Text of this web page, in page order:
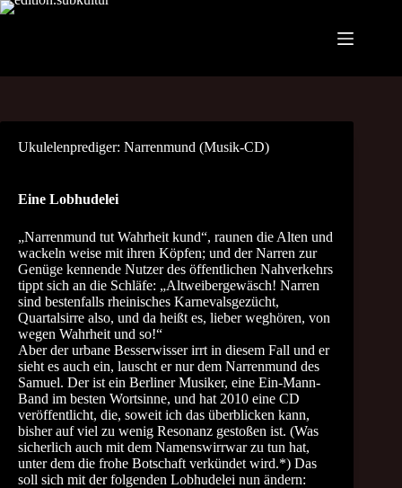
Zum
Ukulelenprediger: Narrenmund (Musik-CD)
Eine Lobhudelei
„Narrenmund tut Wahrheit kund“, raunen die Alten und
wackeln weise mit ihren Köpfen; und der Narren zur
Genüge kennende Nutzer des öffentlichen Nahverkehrs
tippt sich an die Schläfe: „Altweibergewäsch! Narren
sind bestenfalls rheinisches Karnevalsgezücht,
Quartalsirre also, und da heißt es, lieber weghören, von
wegen Wahrheit und so!“
Aber der urbane Besserwisser irrt in diesem Fall und er
sieht es auch ein, lauscht er nur dem Narrenmund des
Samuel. Der ist ein Berliner Musiker, eine Ein-Mann-
Band im besten Wortsinne, und hat 2010 eine CD
veröffentlicht, die, soweit ich das überblicken kann,
bisher auf viel zu wenig Resonanz gestoßen ist. (Was
sicherlich auch mit dem Namenswirrwar zu tun hat,
unter dem die frohe Botschaft verkündet wird.*) Das
soll sich mit der folgenden Lobhudelei nun ändern: